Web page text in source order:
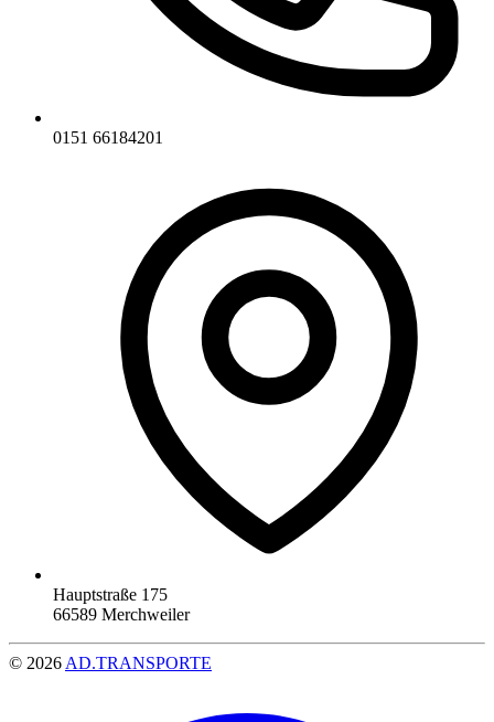
0151 66184201
Hauptstraße 175
66589 Merchweiler
© 2026 AD.TRANSPORTE